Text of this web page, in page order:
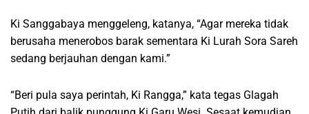
Ki Sanggabaya menggeleng, katanya, “Agar mereka tidak
berusaha menerobos barak sementara Ki Lurah Sora Sareh
sedang berjauhan dengan kami.”
“Beri pula saya perintah, Ki Rangga,” kata tegas Glagah